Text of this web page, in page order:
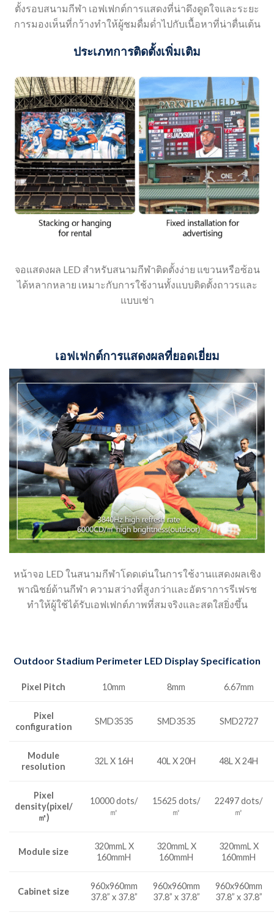
ตั้งรอบสนามกีฬา เอฟเฟกต์การแสดงที่น่าดึงดูดใจและระยะ
การมองเห็นที่กว้างทำให้ผู้ชมดื่มด่ำไปกับเนื้อหาที่น่าตื่นเต้น
ประเภทการติดตั้งเพิ่มเติม
จอแสดงผล LED สำหรับสนามกีฬาติดตั้งง่าย แขวนหรือซ้อน
ได้หลากหลาย เหมาะกับการใช้งานทั้งแบบติดตั้งถาวรและ
แบบเช่า
เอฟเฟกต์การแสดงผลที่ยอดเยี่ยม
หน้าจอ LED ในสนามกีฬาโดดเด่นในการใช้งานแสดงผลเชิง
พาณิชย์ด้านกีฬา ความสว่างที่สูงกว่าและอัตราการรีเฟรช
ทำให้ผู้ใช้ได้รับเอฟเฟกต์ภาพที่สมจริงและสดใสยิ่งขึ้น
Outdoor Stadium Perimeter LED Display Specification
Pixel Pitch 10mm 8mm 6.67mm
Pixel
configuration
SMD3535 SMD3535 SMD2727
Module
resolution
32L X 16H 40L X 20H 48L X 24H
Pixel
density(pixel/
㎡)
10000 dots/
㎡
15625 dots/
㎡
22497 dots/
㎡
Module size
320mmL X
160mmH
320mmL X
160mmH
320mmL X
160mmH
Cabinet size
960x960mm
37.8” x 37.8”
960x960mm
37.8” x 37.8”
960x960mm
37.8” x 37.8”